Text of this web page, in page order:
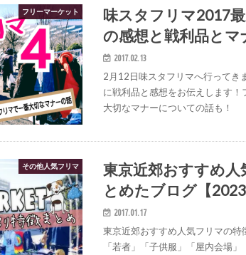
フリーマーケット
味スタフリマ2017
の感想と戦利品とマ
2017.02.13
2月12日味スタフリマへ行ってき
に戦利品と感想をお伝えします
大切なマナーについての話も！
その他人気フリマ
東京近郊おすすめ人
とめたブログ【2023
2017.01.17
東京近郊おすすめ人気フリマの特
「若者」「子供服」「屋内会場